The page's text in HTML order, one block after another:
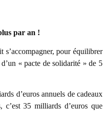
par an !
pour équilibrer
« pacte de solidarité » de 5
d’euros annuels de cadeaux
c’est 35 milliards d’euros que